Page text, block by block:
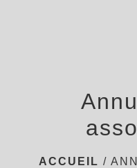
ACCUEIL /